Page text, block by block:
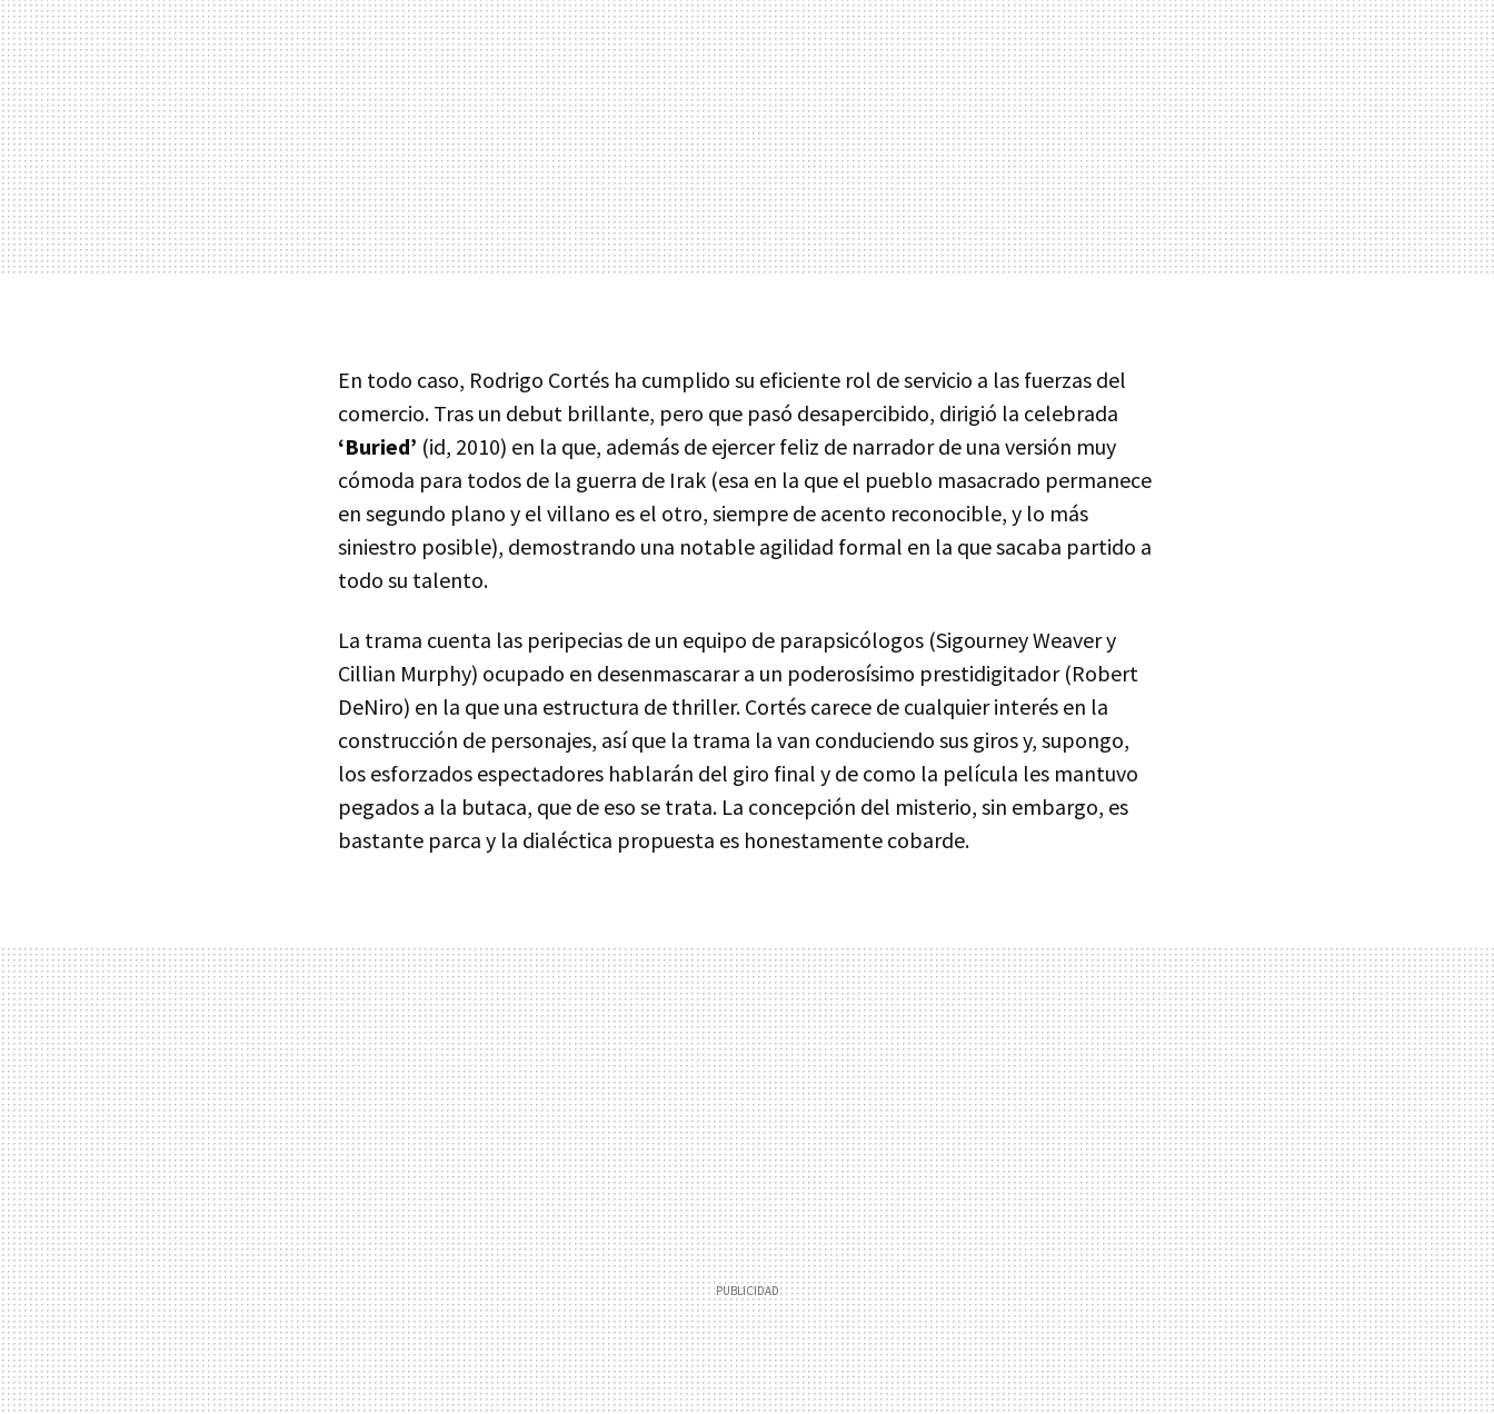
En todo caso, Rodrigo Cortés ha cumplido su eficiente rol de servicio a las fuerzas del
comercio. Tras un debut brillante, pero que pasó desapercibido, dirigió la celebrada
‘Buried’ (id, 2010) en la que, además de ejercer feliz de narrador de una versión muy
cómoda para todos de la guerra de Irak (esa en la que el pueblo masacrado permanece
en segundo plano y el villano es el otro, siempre de acento reconocible, y lo más
siniestro posible), demostrando una notable agilidad formal en la que sacaba partido a
todo su talento.
La trama cuenta las peripecias de un equipo de parapsicólogos (Sigourney Weaver y
Cillian Murphy) ocupado en desenmascarar a un poderosísimo prestidigitador (Robert
DeNiro) en la que una estructura de thriller. Cortés carece de cualquier interés en la
construcción de personajes, así que la trama la van conduciendo sus giros y, supongo,
los esforzados espectadores hablarán del giro final y de como la película les mantuvo
pegados a la butaca, que de eso se trata. La concepción del misterio, sin embargo, es
bastante parca y la dialéctica propuesta es honestamente cobarde.